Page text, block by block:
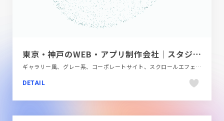
東京・神戸のWEB・アプリ制作会社｜スタジオスプーン株式会社
ギャラリー風、グレー系、コーポレートサイト、スクロールエフェクト、スタイリッシュ、ダイナミック、デザイン・アート・音楽・文芸、モーション多め
DETAIL